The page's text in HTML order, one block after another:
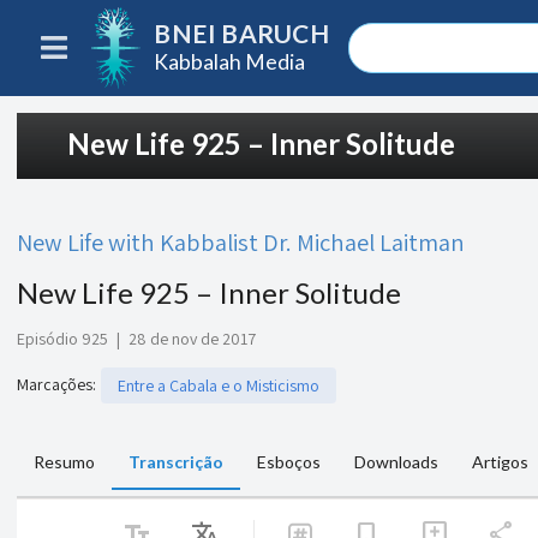
BNEI BARUCH
Kabbalah Media
New Life 925 – Inner Solitude
New Life with Kabbalist Dr. Michael Laitman
New Life 925 – Inner Solitude
Episódio 925 | 28 de nov de 2017
Marcações: Entre a Cabala e o Misticismo
Resumo Transcrição Esboços Downloads Artigos